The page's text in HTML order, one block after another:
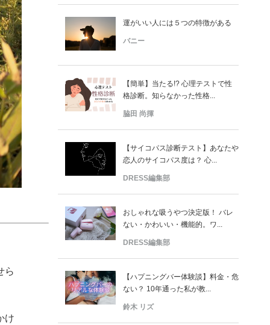
ら
け
運がいい人には５つの特徴がある
バニー
【簡単】当たる!? 心理テストで性
格診断。知らなかった性格...
脇田 尚揮
【サイコパス診断テスト】あなたや
恋人のサイコパス度は？ 心...
DRESS編集部
おしゃれな吸うやつ決定版！ バレ
ない・かわいい・機能的。ワ...
DRESS編集部
【ハプニングバー体験談】料金・危
ない？ 10年通った私が教...
鈴木 リズ